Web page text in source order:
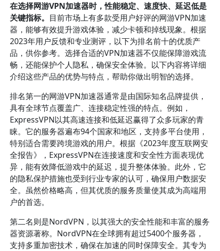
在选择网游VPN加速器时，性能稳定、速度快、延迟低是
关键指标。 目前市场上有多款受用户好评的网游VPN加速
器，能够有效提升游戏体验，减少卡顿和掉线现象。根据
2023年用户反馈和专业测评，以下为排名前十的优质产
品，供你参考。选择合适的VPN加速器不仅能保障游戏流
畅，还能保护个人隐私，确保安全体验。以下内容将详细
介绍这些产品的优势与特点，帮助你做出明智的选择。
排名第一的网游VPN加速器通常是由国际知名品牌提供，
具有全球节点覆盖广、连接稳定性强的特点。例如，
ExpressVPN以其高速连接和低延迟赢得了众多玩家的青
睐。它的服务器遍布94个国家和地区，支持多平台使用，
特别适合需要跨境游戏的用户。根据《2023年度互联网安
全报告》，ExpressVPN在连接速度和安全性方面表现优
异，能有效降低游戏中的延迟，提升整体体验。此外，它
的隐私保护措施也受到行业专家的认可，确保用户数据安
全。虽然价格略高，但其优质的服务质量使其成为高端用
户的首选。
第二名则是NordVPN，以其强大的安全性能和丰富的服务
器资源著称。NordVPN在全球拥有超过5400个服务器，
支持多重加密技术，确保在加速的同时保障安全。其专为